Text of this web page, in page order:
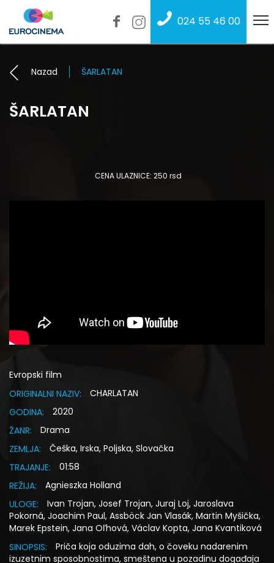
024 55 46 00
Nazad ŠARLATAN
ŠARLATAN
CENA ULAZNICE: 250 rsd
Evropski film
ORIGINALNI NAZIV:
CHARLATAN
GODINA:
2020
ŽANR:
Drama
ZEMLJA:
Češka, Irska, Poljska, Slovačka
TRAJANJE:
01:58
REŽIJA:
Agnieszka Holland
ULOGE:
Ivan Trojan, Josef Trojan, Juraj Loj, Jaroslava
Pokorná, Joachim Paul, Assböck Jan Vlasák, Martin Myšička,
Marek Epstein, Jana Oľhová, Václav Kopta, Jana Kvantiková
SINOPSIS:
Priča koja oduzima dah, o čoveku nadarenim
izuzetnim sposobnostima, smeštena u pozadinu događaja